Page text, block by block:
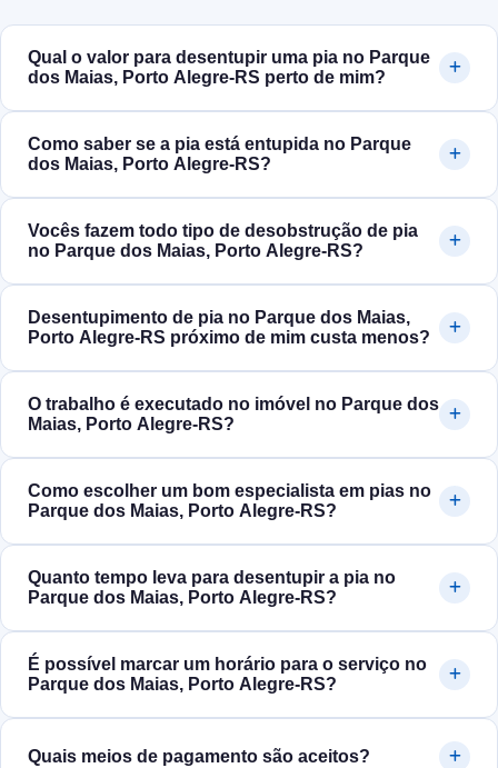
Qual o valor para desentupir uma pia no Parque
dos Maias, Porto Alegre‑RS perto de mim?
Como saber se a pia está entupida no Parque
dos Maias, Porto Alegre‑RS?
Vocês fazem todo tipo de desobstrução de pia
no Parque dos Maias, Porto Alegre‑RS?
Desentupimento de pia no Parque dos Maias,
Porto Alegre‑RS próximo de mim custa menos?
O trabalho é executado no imóvel no Parque dos
Maias, Porto Alegre‑RS?
Como escolher um bom especialista em pias no
Parque dos Maias, Porto Alegre‑RS?
Quanto tempo leva para desentupir a pia no
Parque dos Maias, Porto Alegre‑RS?
É possível marcar um horário para o serviço no
Parque dos Maias, Porto Alegre‑RS?
Quais meios de pagamento são aceitos?